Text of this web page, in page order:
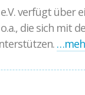
verfügt über
die sich mit